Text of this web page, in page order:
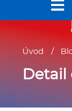
stažení
Úvod /
Detail